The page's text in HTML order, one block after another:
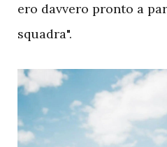
ero davvero pronto a
squadra".